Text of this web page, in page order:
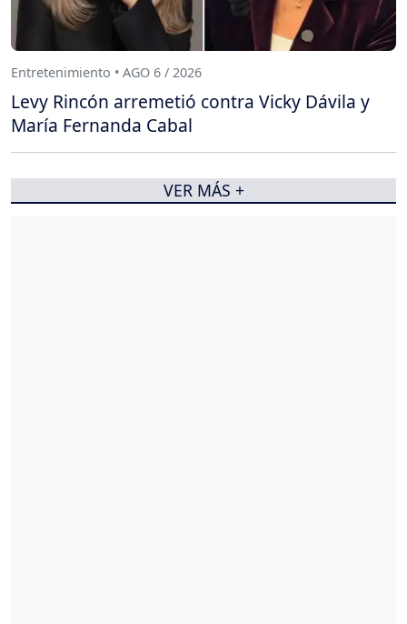
Entretenimiento • AGO 6 / 2026
Levy Rincón arremetió contra Vicky Dávila y
María Fernanda Cabal
VER MÁS +